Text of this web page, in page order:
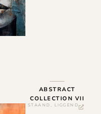
ABSTRACT
COLLECTION VII
STAAND , LIGGEND